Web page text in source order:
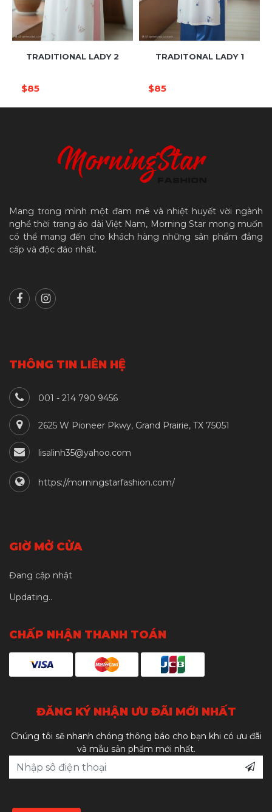
TRADITIONAL LADY 2
$85
TRADITONAL LADY 1
$85
Mang trong mình một đam mê và nhiệt huyết vời ngành
nghề thời trang áo dài Việt Nam, Morning Star mong muốn
có thể mang đến cho khách hàng những sản phẩm đẳng
cấp và độc đáo nhất.
THÔNG TIN LIÊN HỆ
001 - 214 790 9456
2625 W Pioneer Pkwy, Grand Prairie, TX 75051
lisalinh35@yahoo.com
https://morningstarfashion.com/
GIỜ MỞ CỬA
Đang cập nhật
Updating..
CHẤP NHẬN THANH TOÁN
ĐĂNG KÝ NHẬN ƯU ĐÃI MỚI NHẤT
Chúng tôi sẽ nhanh chóng thông báo cho bạn khi có ưu đãi
và mẫu sản phẩm mới nhất.